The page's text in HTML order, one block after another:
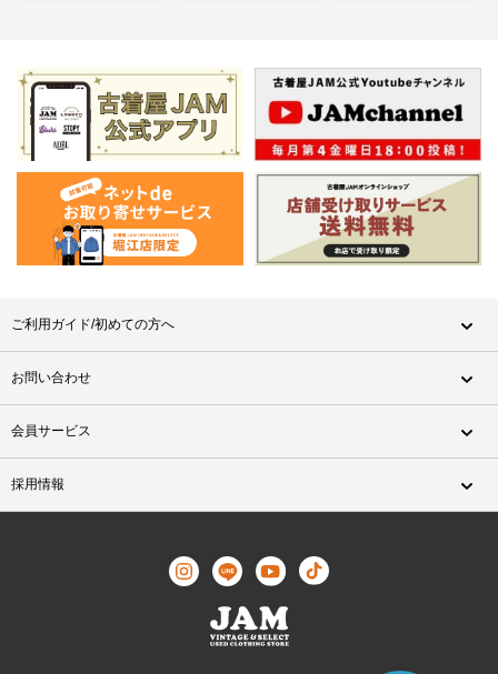
ご利用ガイド/初めての方へ
お問い合わせ
会員サービス
採用情報